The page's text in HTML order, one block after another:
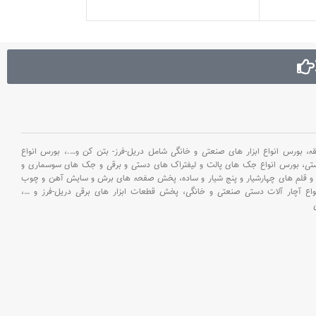
ضخامت پروفیل بدنه : 1.6
گرفتن
با
سبک
بورس انواع ابزار های صنعتی و خانگی شامل دریل-فرز- بتن کن و….، بورس انواع
بورس انواع جک های پالت و لیفتراک های دستی و برقی و جک های سوسماری و
قلم های چهارشیار و پنج شیار و ساده، پخش صفحه های برش و سایش آهن و چوب
آچار آلات دستی صنعتی و خانگی، پخش قطعات ابزار های برقی دریل-فرز و …،